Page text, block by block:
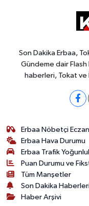
Son Dakika Erbaa,
Gündeme dair
haberleri, Tokat
Erbaa Nöbetçi
Erbaa Hava Durumu
Erbaa Trafik
Puan Durumu ve
Tüm Manşetler
Son Dakika
Haber Arşivi